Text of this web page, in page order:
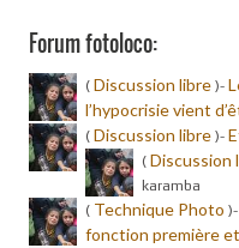
Forum fotoloco:
( Discussion libre )-
l’hypocrisie vient
( Discussion libre )-
( Discussion
karamba
( Technique Photo )-
fonction première